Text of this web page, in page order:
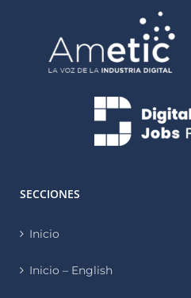
SECCIONES
Inicio
Inicio – English